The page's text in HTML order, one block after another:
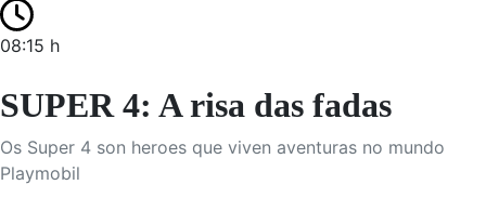
08:15 h
SUPER 4: A risa das fadas
Os Super 4 son heroes que viven aventuras no mundo
Playmobil